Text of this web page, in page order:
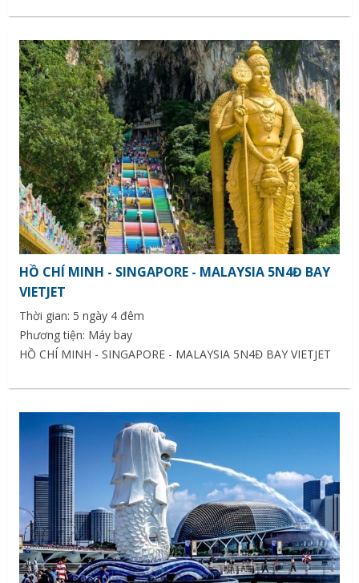
HỒ CHÍ MINH - SINGAPORE - MALAYSIA 5N4Đ BAY
VIETJET
Thời gian: 5 ngày 4 đêm
Phương tiện: Máy bay
HỒ CHÍ MINH - SINGAPORE - MALAYSIA 5N4Đ BAY VIETJET